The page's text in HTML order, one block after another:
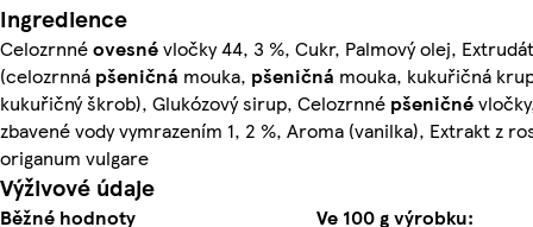
Ingredience
Celozrnnéovesnévločky 44, 3 %, Cukr, Palmový olej,
(celozrnná pšeničná mouka, pšeničná mouka, kukuřičná
kukuřičný škrob), Glukózový sirup, Celozrnné pšeničné
zbavené vody vymrazením 1, 2 %, Aroma (vanilka), Extrakt z
origanum vulgare
Výživové údaje
Běžné hodnoty
Ve 100 g výrobku: